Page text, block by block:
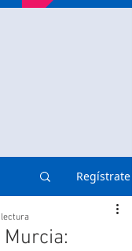
Regístrate
Murcia: